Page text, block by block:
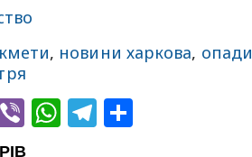
, новини харкова, опади
ViberWhatsApp
Telegram